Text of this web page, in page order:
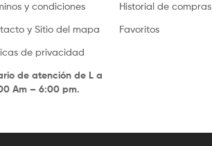
y condiciones
y Sitio del mapa
de privacidad
de atención de L a
Am – 6:00 pm.
Historial de compras
Favoritos